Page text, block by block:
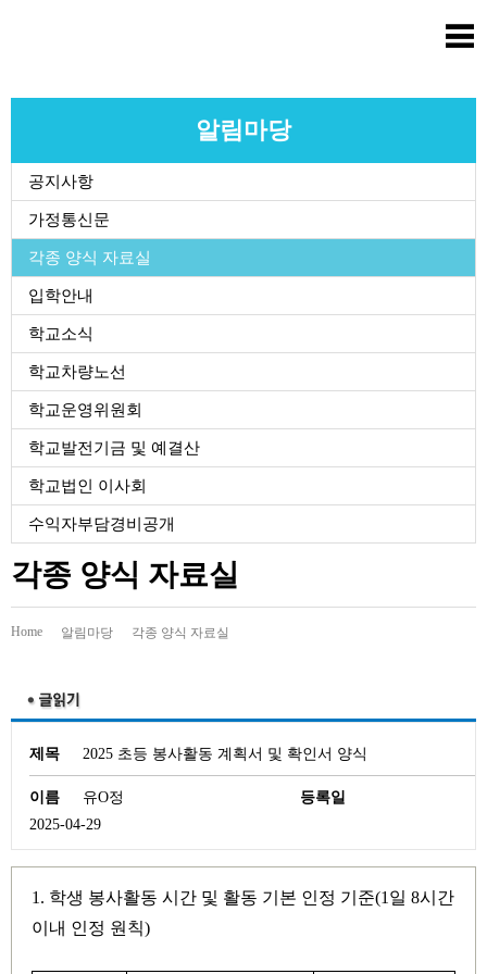
교육마당
알림마당
학생활동
진학진로
학교도서실
유치원
알림마당
공지사항
가정통신문
각종 양식 자료실
입학안내
학교소식
학교차량노선
학교운영위원회
학교발전기금 및 예결산
학교법인 이사회
수익자부담경비공개
각종 양식 자료실
Home 알림마당 각종 양식 자료실
제목 2025 초등 봉사활동 계획서 및 확인서 양식
이름 유O정
등록일
2025-04-29
1. 학생 봉사활동 시간 및 활동 기본 인정 기준(1 일 8시간
이내 인정 원칙)